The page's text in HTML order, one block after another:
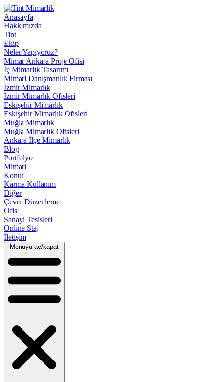
Anasayfa
Hakkımızda
Tint
Ekip
Neler Yapıyoruz?
Mimar Ankara Proje Ofisi
İç Mimarlık Tasarımı
Mimari Danışmanlık Firması
İzmir Mimarlık
İzmir Mimarlık Ofisleri
Eskişehir Mimarlık
Eskişehir Mimarlık Ofisleri
Muğla Mimarlık
Muğla Mimarlık Ofisleri
Ankara İlçe Mimarlık
Blog
Portfolyo
Mimari
Konut
Karma Kullanım
Diğer
Çevre Düzenleme
Ofis
Sanayi Tesisleri
Online Staj
İletişim
Menüyü aç/kapat